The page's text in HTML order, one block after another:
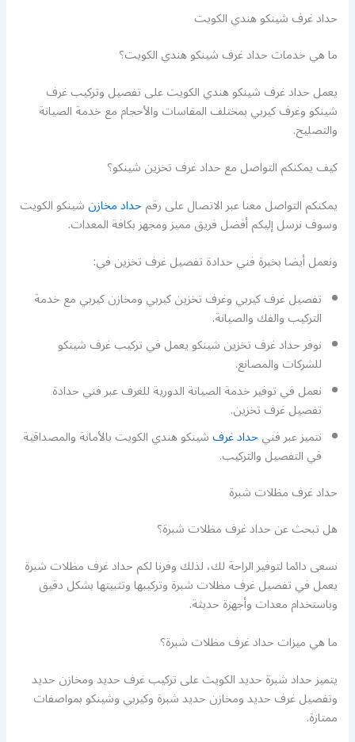
حداد غرف شينكو هندي الكويت
ما هي خدمات حداد غرف شينكو هندي الكويت؟
يعمل حداد غرف شينكو هندي الكويت على تفصيل وتركيب غرف
شينكو وغرف كيربي بمختلف المقاسات والأحجام مع خدمة الصيانة
والتصليح.
كيف يمكنكم التواصل مع حداد غرف تخزين شينكو؟
يمكنكم التواصل معنا عبر الاتصال على رقمحداد مخازنشينكو الكويت
وسوف نرسل إليكم أفضل فريق مميز ومجهز بكافة المعدات.
ونعمل أيضا بخبرة فني حدادة تفصيل غرف تخزين في:
تفصيل غرف كيربي وغرف تخزين كيربي ومخازن كيربي مع خدمة
التركيب والفك والصيانة.
نوفر حداد غرف تخزين شينكو يعمل في تركيب غرف شينكو
للشركات والمصانع.
نعمل في توفير خدمة الصيانة الدورية للغرف عبر فني حدادة
تفصيل غرف تخزين.
نتميز عبر فنيحداد غرفشينكو هندي الكويت بالأمانة والمصداقية
في التفصيل والتركيب.
حداد غرف مظلات شبرة
هل تبحث عن حداد غرف مظلات شبرة؟
نسعى دائما لتوفير الراحة لك، لذلك وفرنا لكم حداد غرف مظلات شبرة
يعمل في تفصيل غرف مظلات شبرة وتركيبها وتثبيتها بشكل دقيق
وباستخدام معدات وأجهزة حديثة.
ما هي ميزات حداد غرف مظلات شبرة؟
يتميز حداد شبرة حديد الكويت على تركيب غرف حديد ومخازن حديد
وتفصيل غرف حديد ومخازن حديد شبرة وكيربي وشينكو بمواصفات
ممتازة.